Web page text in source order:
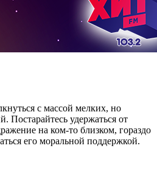
с массой мелких, но
Постарайтесь удержаться от
на ком-то близком, гораздо
его моральной поддержкой.